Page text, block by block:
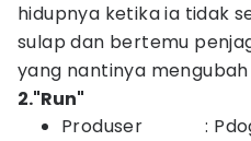
hidupnya ketika ia tidak
sulap dan bertemu
yang nantinya mengubah
2."Run"
Produser :